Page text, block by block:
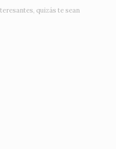
quizás te sean